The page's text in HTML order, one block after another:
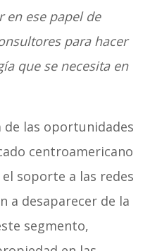
en ese papel de
para hacer
que se necesita en
de las oportunidades
centroamericano
soporte a las redes
a desaparecer de la
segmento,